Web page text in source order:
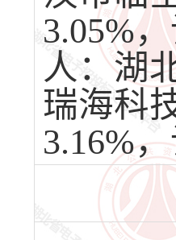
3.05%
人：湖
瑞海科
3.16%